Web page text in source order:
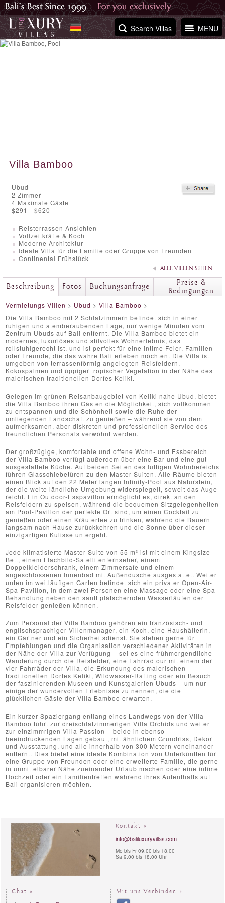
MENU
Search Villas
Villa Bamboo
Ubud
2 Zimmer
4 Maximale Gäste
$291 - $620
Reisterrassen Ansichten
Vollzeitkräfte & Koch
Moderne Architektur
Ideale Villa für die Familie oder Gruppe von Freunden
Continental Frühstück
ALLE VILLEN SEHEN
Beschreibung Fotos Buchungsanfrage
Preise &
Bedingungen
Vermietungs Villen > Ubud > Villa Bamboo >
Die Villa Bamboo mit 2 Schlafzimmern befindet sich in einer
ruhigen und atemberaubenden Lage, nur wenige Minuten vom
Zentrum Ubuds auf Bali entfernt. Die Villa Bamboo bietet ein
modernes, luxuriöses und stilvolles Wohnerlebnis, das
rollstuhlgerecht ist, und ist perfekt für eine intime Feier, Familien
oder Freunde, die das wahre Bali erleben möchten. Die Villa ist
umgeben von terrassenförmig angelegten Reisfeldern,
Kokospalmen und üppiger tropischer Vegetation in der Nähe des
malerischen traditionellen Dorfes Keliki.
Gelegen im grünen Reisanbaugebiet von Keliki nahe Ubud, bietet
die Villa Bamboo ihren Gästen die Möglichkeit, sich vollkommen
zu entspannen und die Schönheit sowie die Ruhe der
umliegenden Landschaft zu genießen – während sie von dem
aufmerksamen, aber diskreten und professionellen Service des
freundlichen Personals verwöhnt werden.
Der großzügige, komfortable und offene Wohn- und Essbereich
der Villa Bamboo verfügt außerdem über eine Bar und eine gut
ausgestattete Küche. Auf beiden Seiten des luftigen Wohnbereichs
führen Glasschiebetüren zu den Master-Suiten. Alle Räume bieten
einen Blick auf den 22 Meter langen Infinity-Pool aus Naturstein,
der die weite ländliche Umgebung widerspiegelt, soweit das Auge
reicht. Ein Outdoor-Esspavillon ermöglicht es, direkt an den
Reisfeldern zu speisen, während die bequemen Sitzgelegenheiten
am Pool-Pavillon der perfekte Ort sind, um einen Cocktail zu
genießen oder einen Kräutertee zu trinken, während die Bauern
langsam nach Hause zurückkehren und die Sonne über dieser
einzigartigen Kulisse untergeht.
Jede klimatisierte Master-Suite von 55 m² ist mit einem Kingsize-
Bett, einem Flachbild-Satellitenfernseher, einem
Doppelkleiderschrank, einem Zimmersafe und einem
angeschlossenen Innenbad mit Außendusche ausgestattet. Weiter
unten im weitläufigen Garten befindet sich ein privater Open-Air-
Spa-Pavillon, in dem zwei Personen eine Massage oder eine Spa-
Behandlung neben den sanft plätschernden Wasserläufen der
Reisfelder genießen können.
Zum Personal der Villa Bamboo gehören ein französisch- und
englischsprachiger Villenmanager, ein Koch, eine Haushälterin,
ein Gärtner und ein Sicherheitsdienst. Sie stehen gerne für
Empfehlungen und die Organisation verschiedener Aktivitäten in
der Nähe der Villa zur Verfügung – sei es eine frühmorgendliche
Wanderung durch die Reisfelder, eine Fahrradtour mit einem der
vier Fahrräder der Villa, die Erkundung des malerischen
traditionellen Dorfes Keliki, Wildwasser-Rafting oder ein Besuch
der faszinierenden Museen und Kunstgalerien Ubuds – um nur
einige der wundervollen Erlebnisse zu nennen, die die
glücklichen Gäste der Villa Bamboo erwarten.
Ein kurzer Spaziergang entlang eines Landwegs von der Villa
Bamboo führt zur dreischlafzimmerigen Villa Orchids und weiter
zur einzimmrigen Villa Passion – beide in ebenso
beeindruckenden Lagen gebaut, mit ähnlichem Grundriss, Dekor
und Ausstattung, und alle innerhalb von 300 Metern voneinander
entfernt. Dies bietet eine ideale Kombination von Unterkünften für
eine Gruppe von Freunden oder eine erweiterte Familie, die gerne
in unmittelbarer Nähe zueinander Urlaub machen oder eine intime
Hochzeit oder ein Familientreffen während ihres Aufenthalts auf
Bali organisieren möchten.
Kontakt »
info@baliluxuryvillas.com
Mo bis Fr 09.00 bis 18.00
Sa 9.00 bis 18.00 Uhr
Chat » Mit uns Verbinden »